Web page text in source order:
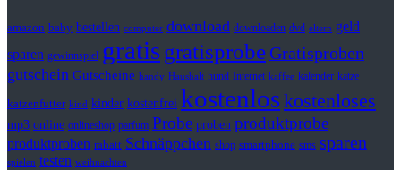
amazon baby bestellen computer download downloaden dvd eltern geld
sparen gewinnspiel gratisgratisprobeGratisproben
gutschein Gutscheine handy Haushalt hund Internet kaffee kalender katze
katzenfutter kind kinder kostenfrei kostenloskostenloses
mp3 online onlineshop parfum Probe proben produktprobe
produktproben rabatt Schnäppchen shop smartphone sms sparen
spielen testen weihnachten